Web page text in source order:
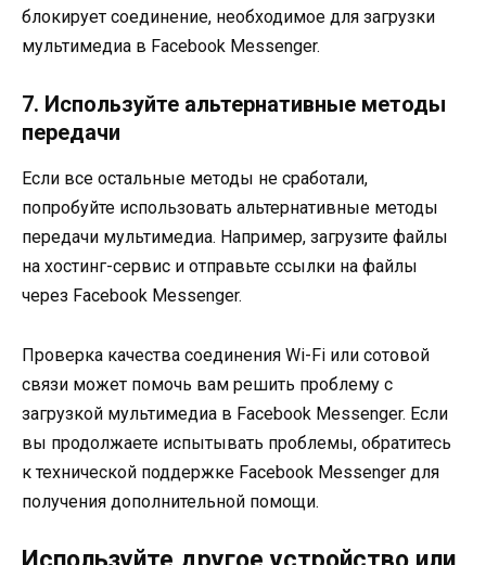
блокирует соединение, необходимое для загрузки
мультимедиа в Facebook Messenger.
7. Используйте альтернативные методы
передачи
Если все остальные методы не сработали,
попробуйте использовать альтернативные методы
передачи мультимедиа. Например, загрузите файлы
на хостинг-сервис и отправьте ссылки на файлы
через Facebook Messenger.
Проверка качества соединения Wi-Fi или сотовой
связи может помочь вам решить проблему с
загрузкой мультимедиа в Facebook Messenger. Если
вы продолжаете испытывать проблемы, обратитесь
к технической поддержке Facebook Messenger для
получения дополнительной помощи.